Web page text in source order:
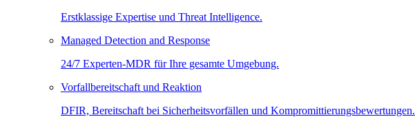
Erstklassige Expertise und Threat Intelligence.
Managed Detection and Response
24/7 Experten-MDR für Ihre gesamte Umgebung.
Vorfallbereitschaft und Reaktion
DFIR, Bereitschaft bei Sicherheitsvorfällen und Kompromittierungsbewertungen.